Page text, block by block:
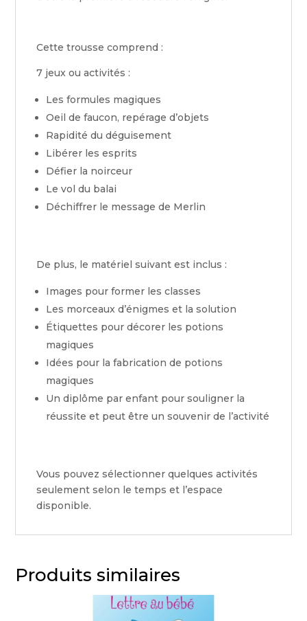
Cette trousse comprend :
7 jeux ou activités :
Les formules magiques
Oeil de faucon, repérage d’objets
Rapidité du déguisement
Libérer les esprits
Défier la noirceur
Le vol du balai
Déchiffrer le message de Merlin
De plus, le matériel suivant est inclus :
Images pour former les classes
Les morceaux d’énigmes et la solution
Étiquettes pour décorer les potions
magiques
Idées pour la fabrication de potions
magiques
Un diplôme par enfant pour souligner la
réussite et peut être un souvenir de l’activité
Vous pouvez sélectionner quelques activités
seulement selon le temps et l’espace
disponible.
Produits similaires